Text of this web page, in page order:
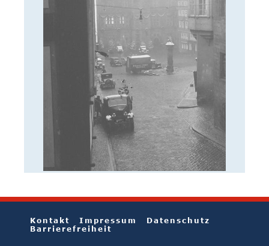
Kontakt Impressum
Datenschutz
Barrierefreiheit